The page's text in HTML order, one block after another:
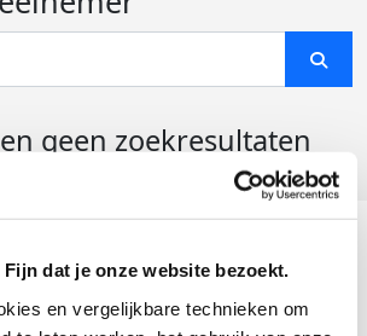
Fijn dat je onze website bezoekt.
en vergelijkbare technieken om
geen zoekresultaten